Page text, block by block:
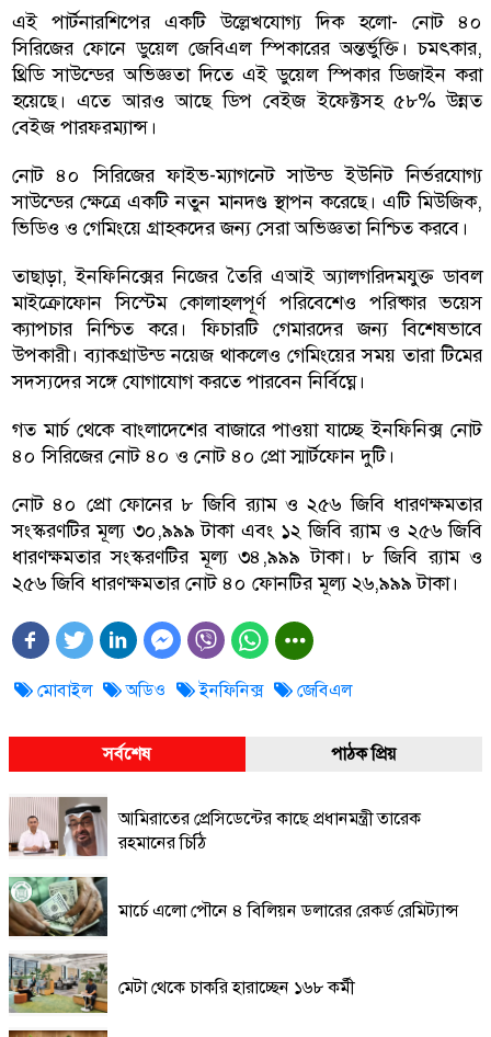
এই পার্টনারশিপের একটি উল্লেখযোগ্য দিক হলো- নোট ৪০
সিরিজের ফোনে ডুয়েল জেবিএল স্পিকারের অন্তর্ভুক্তি। চমৎকার,
থ্রিডি সাউন্ডের অভিজ্ঞতা দিতে এই ডুয়েল স্পিকার ডিজাইন করা
হয়েছে। এতে আরও আছে ডিপ বেইজ ইফেক্টসহ ৫৮% উন্নত
বেইজ পারফরম্যান্স।
নোট ৪০ সিরিজের ফাইভ-ম্যাগনেট সাউন্ড ইউনিট নির্ভরযোগ্য
সাউন্ডের ক্ষেত্রে একটি নতুন মানদণ্ড স্থাপন করেছে। এটি মিউজিক,
ভিডিও ও গেমিংয়ে গ্রাহকদের জন্য সেরা অভিজ্ঞতা নিশ্চিত করবে।
তাছাড়া, ইনফিনিক্সের নিজের তৈরি এআই অ্যালগরিদমযুক্ত ডাবল
মাইক্রোফোন সিস্টেম কোলাহলপূর্ণ পরিবেশেও পরিষ্কার ভয়েস
ক্যাপচার নিশ্চিত করে। ফিচারটি গেমারদের জন্য বিশেষভাবে
উপকারী। ব্যাকগ্রাউন্ড নয়েজ থাকলেও গেমিংয়ের সময় তারা টিমের
সদস্যদের সঙ্গে যোগাযোগ করতে পারবেন নির্বিঘ্নে।
গত মার্চ থেকে বাংলাদেশের বাজারে পাওয়া যাচ্ছে ইনফিনিক্স নোট
৪০ সিরিজের নোট ৪০ ও নোট ৪০ প্রো স্মার্টফোন দুটি।
নোট ৪০ প্রো ফোনের ৮ জিবি র‍্যাম ও ২৫৬ জিবি ধারণক্ষমতার
সংস্করণটির মূল্য ৩০,৯৯৯ টাকা এবং ১২ জিবি র‍্যাম ও ২৫৬ জিবি
ধারণক্ষমতার সংস্করণটির মূল্য ৩৪,৯৯৯ টাকা। ৮ জিবি র‍্যাম ও
২৫৬ জিবি ধারণক্ষমতার নোট ৪০ ফোনটির মূল্য ২৬,৯৯৯ টাকা।
মোবাইল অডিও ইনফিনিক্স জেবিএল
সর্বশেষ পাঠক প্রিয়
আমিরাতের প্রেসিডেন্টের কাছে প্রধানমন্ত্রী তারেক
রহমানের চিঠি
মার্চে এলো পৌনে ৪ বিলিয়ন ডলারের রেকর্ড রেমিট্যান্স
মেটা থেকে চাকরি হারাচ্ছেন ১৬৮ কর্মী